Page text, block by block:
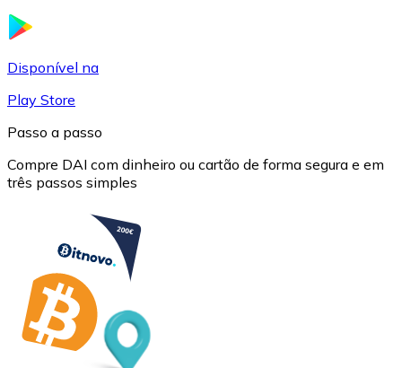
USDC
Litecoin
LTC
Disponível na
Play Store
Passo a passo
Compre DAI com dinheiro ou cartão de forma segura e em
três passos simples